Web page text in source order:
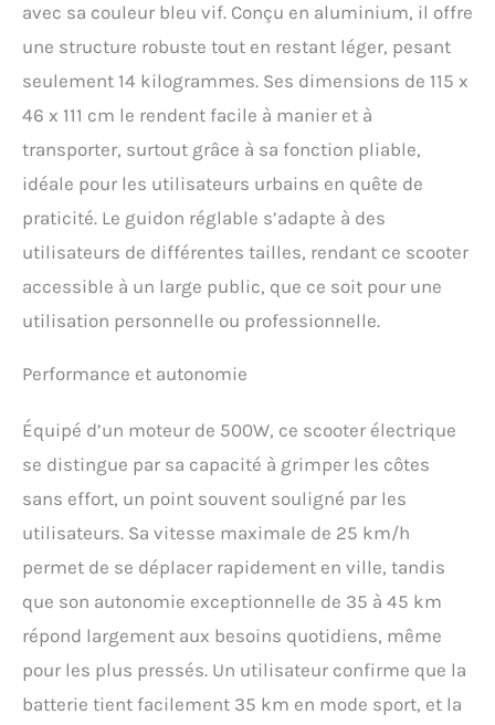
120 kg, ce qui en fait le
compagnon idéal pour vos
Batterie rechargeable
rapide et durable: Ce
scooter électrique est
équipé d'une batterie de
grande capacité 36V 15ah
qui se recharge en moins
de 6-7 heures et fournit
une puissance stable et
une énergie efficace.
Sécurité et durabilité : les
freins à double tambour et
débit, les feux arrière, les
assurent leur sécurité et
leur visibilité jour et nuit.
pneus pneumatiques
offrent une excellente
assurent votre confort de
voyage. Smart APP & LCD
Display: Connectez
facilement votre scooter
électrique à votre
smartphone, ce qui vous
avec sa couleur bleu vif. Conçu en aluminium, il offre
une structure robuste tout en restant léger, pesant
seulement 14 kilogrammes. Ses dimensions de 115 x
46 x 111 cm le rendent facile à manier et à
transporter, surtout grâce à sa fonction pliable,
idéale pour les utilisateurs urbains en quête de
praticité. Le guidon réglable s’adapte à des
utilisateurs de différentes tailles, rendant ce scooter
accessible à un large public, que ce soit pour une
utilisation personnelle ou professionnelle.
Performance et autonomie
Équipé d’un moteur de 500W, ce scooter électrique
se distingue par sa capacité à grimper les côtes
sans effort, un point souvent souligné par les
utilisateurs. Sa vitesse maximale de 25 km/h
permet de se déplacer rapidement en ville, tandis
que son autonomie exceptionnelle de 35 à 45 km
répond largement aux besoins quotidiens, même
pour les plus pressés. Un utilisateur confirme que la
batterie tient facilement 35 km en mode sport, et la